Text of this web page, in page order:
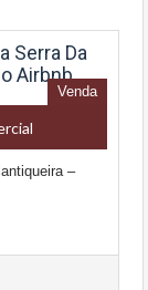
Serra Da
Airbnb
Venda
–